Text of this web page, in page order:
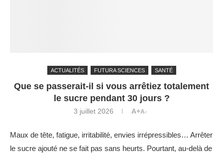
ACTUALITÉS FUTURA SCIENCES SANTÉ
Que se passerait-il si vous arrêtiez totalement
le sucre pendant 30 jours ?
3 juillet 2026 A+A-
Maux de tête, fatigue, irritabilité, envies irrépressibles… Arrêter
le sucre ajouté ne se fait pas sans heurts. Pourtant, au-delà de